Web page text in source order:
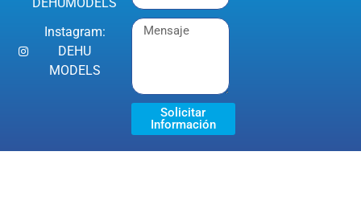
Instagram:
DEHU
MODELS
Solicitar
Información